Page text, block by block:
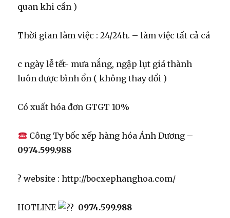
quan khi cần )
Thời gian làm việc : 24/24h. – làm việc tất cả cá
c ngày lễ tết- mưa nắng, ngập lụt giá thành
luôn được bình ổn ( không thay đổi )
Có xuất hóa đơn GTGT 10%
Công Ty bốc xếp hàng hóa Ánh Dương –
0974.599.988
? website : http://bocxephanghoa.com/
HOTLINE 0974.599.988